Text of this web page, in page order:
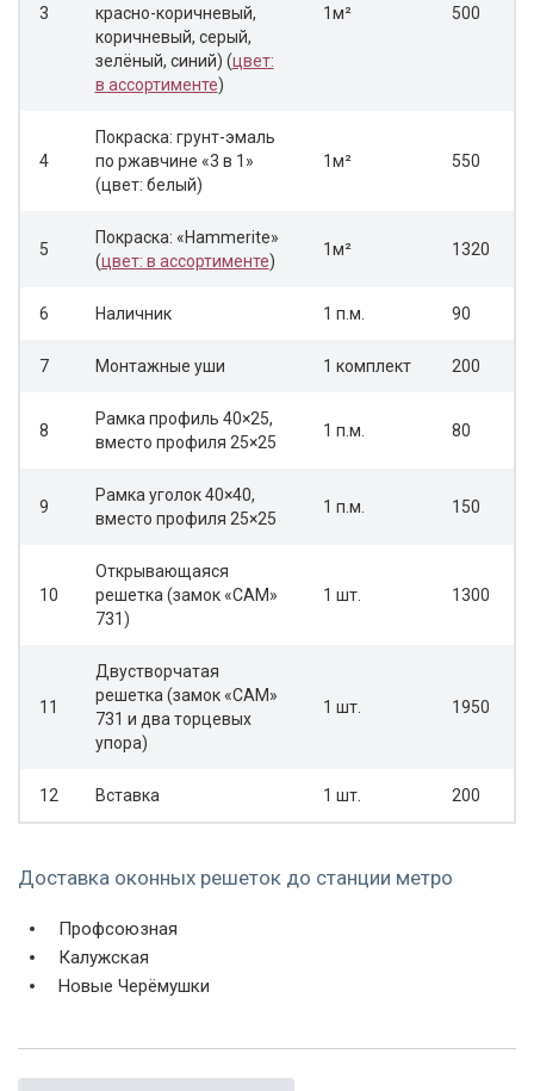
3
красно-коричневый,
коричневый, серый,
зелёный, синий) (цвет:
в ассортименте)
1м² 500
4
Покраска: грунт-эмаль
по ржавчине «3 в 1»
(цвет: белый)
1м² 550
5
Покраска: «Hammerite»
(цвет: в ассортименте)
1м² 1320
6 Наличник 1 п.м. 90
7 Монтажные уши 1 комплект 200
8
Рамка профиль 40×25,
вместо профиля 25×25
1 п.м. 80
9
Рамка уголок 40×40,
вместо профиля 25×25
1 п.м. 150
10
Открывающаяся
решетка (замок «САМ»
731)
1 шт. 1300
11
Двустворчатая
решетка (замок «САМ»
731 и два торцевых
упора)
1 шт. 1950
12 Вставка 1 шт. 200
Доставка оконных решеток до станции метро
Профсоюзная
Калужская
Новые Черёмушки